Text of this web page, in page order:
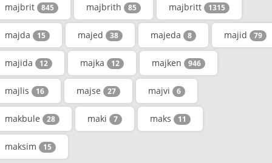
majbrit 845 majbrith 85 majbritt 1315
majda 15 majed 38 majeda 8 majid 79
majida 12 majka 12 majken 946
majlis 16 majse 27 majvi 6
makbule 28 maki 7 maks 11
maksim 15